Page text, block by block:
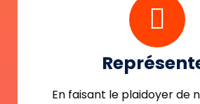
En faisant le plaidoyer de